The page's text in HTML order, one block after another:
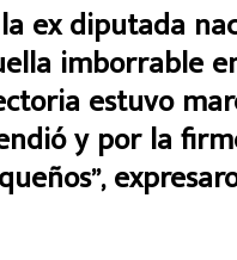
ex diputada
imborrable
estuvo
y por la